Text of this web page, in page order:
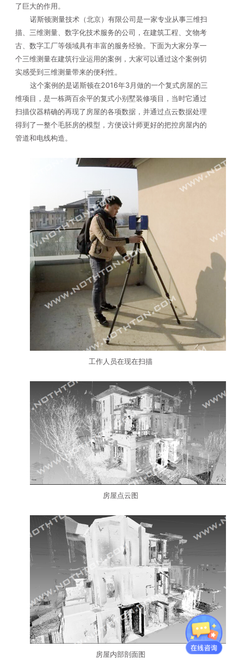
了巨大的作用。
诺斯顿测量技术（北京）有限公司是一家专业从事三维扫
描、三维测量、数字化技术服务的公司，在建筑工程、文物考
古、数字工厂等领域具有丰富的服务经验。下面为大家分享一
个三维测量在建筑行业运用的案例，大家可以通过这个案例切
实感受到三维测量带来的便利性。
这个案例的是诺斯顿在2016年3月做的一个复式房屋的三
维项目，是一栋两百余平的复式小别墅装修项目，当时它通过
扫描仪器精确的再现了房屋的各项数据，并通过点云数据处理
得到了一整个毛胚房的模型，方便设计师更好的把控房屋内的
管道和电线构造。
工作人员在现在扫描
房屋点云图
房屋内部剖面图